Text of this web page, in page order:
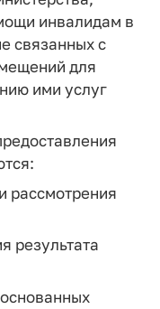
инвалидам в
связанных с
для
ими услуг
рассмотрения
результата